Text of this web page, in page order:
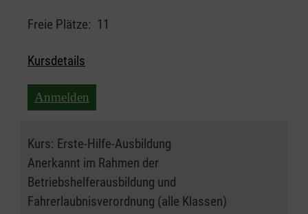
Freie Plätze: 11
Kursdetails
Anmelden
Kurs: Erste-Hilfe-Ausbildung
Anerkannt im Rahmen der
Betriebshelferausbildung und
Fahrerlaubnisverordnung (alle Klassen)